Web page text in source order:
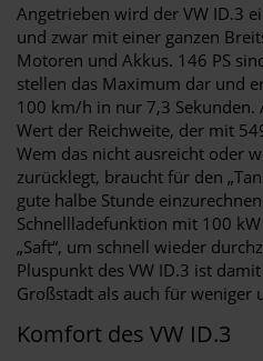
Angetrieben wird der VW ID.3
und zwar mit einer ganzen
Motoren und Akkus. 146 PS
stellen das Maximum dar und
100 km/h in nur 7,3 Sekunden.
Wert der Reichweite, der mit
Wem das nicht ausreicht oder
zurücklegt, braucht für den
gute halbe Stunde
Schnellladefunktion mit 100
„Saft“, um schnell wieder
Pluspunkt des VW ID.3 ist
Großstadt als auch für weniger
Komfort des VW ID.3